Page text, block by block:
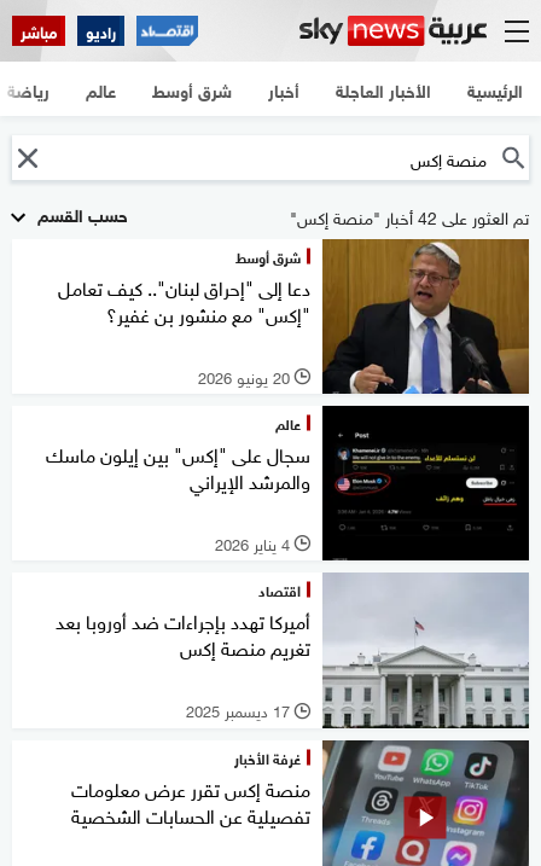
راديو مباشر
الرئيسية الأخبار العاجلة أخبار شرق أوسط عالم رياضة
حسب القسم تم العثور على 42 أخبار "منصة إكس"
شرق أوسط
دعا إلى "إحراق لبنان".. كيف تعامل
"إكس" مع منشور بن غفير؟
l 20 يونيو 2026
عالم
سجال على "إكس" بين إيلون ماسك
والمرشد الإيراني
l 4 يناير 2026
اقتصاد
أميركا تهدد بإجراءات ضد أوروبا بعد
تغريم منصة إكس
l 17 ديسمبر 2025
غرفة الأخبار
منصة إكس تقرر عرض معلومات
تفصيلية عن الحسابات الشخصية